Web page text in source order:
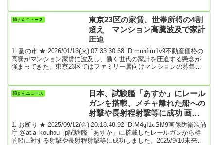
国営企業や民間企業が管理する天然資源の使用から得られる全ての
収入を共同投資基金に拠出することを要求しているという。米側が
憤まんニュース
東京23区の家賃、世帯所得の4割
超え マンション高騰波及で家計
圧迫
1: 蚤の市 ★ 2026/01/13(火) 07:33:30.68 ID:muhfim1v9不動産価格の
高騰がマンション家賃に波及し、働く世代の家計を圧迫する懸念が
強まってきた。東京23区ではファミリー層向けマンションの募集家
は新たなインフレ圧力になる。「出産などのライフステージの変化
を考えると、家賃の高い東京に住み続けるのは難しい」。都内の
1DKのマンションに暮...(以...
憤まんニュース
日本、試験艦「あすか」にレール
ガンを搭載、メチャ離れた船への
射撃や長射程射撃等に成功 画像
あり ★2
1: お断り ★ 2025/09/12(金) 20:18:48.92 ID:M4gI1cSM9画像防衛装備
庁 @atla_kouhou_jp試験艦「あすか」に搭載したレールガンから標
的船に対する射撃や長射程射撃等に成功しました。2025/9/10未来の